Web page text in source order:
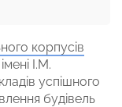
корпусів
І.М.
успішного
будівель